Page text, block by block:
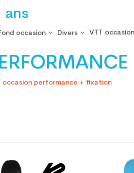
ans
occasion Divers VTT occasion
occasion performance + fixation